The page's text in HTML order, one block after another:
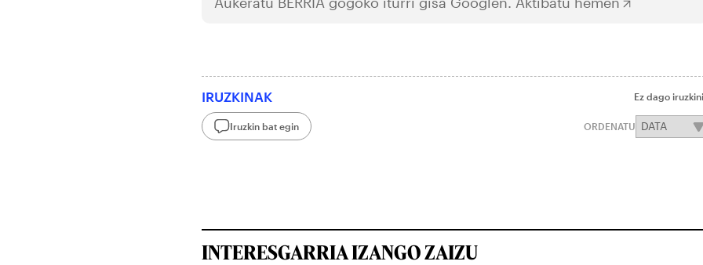
IRUZKINAK Ez dago
Iruzkin bat egin ORDENATU
INTERESGARRIA IZANGO ZAIZU